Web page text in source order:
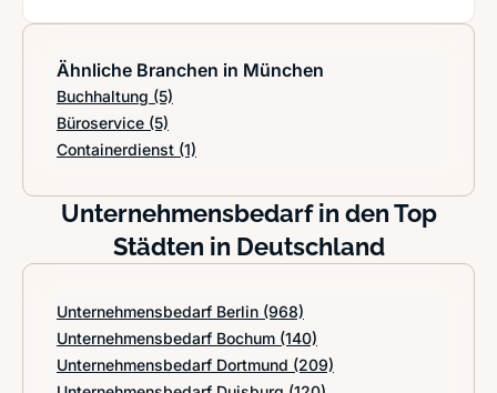
Ähnliche Branchen in München
Buchhaltung (5)
Büroservice (5)
Containerdienst (1)
Unternehmensbedarf in den Top
Städten in Deutschland
Unternehmensbedarf Berlin (968)
Unternehmensbedarf Bochum (140)
Unternehmensbedarf Dortmund (209)